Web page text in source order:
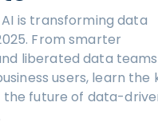
is transforming data
From smarter
liberated data
users, learn the
the future of data-